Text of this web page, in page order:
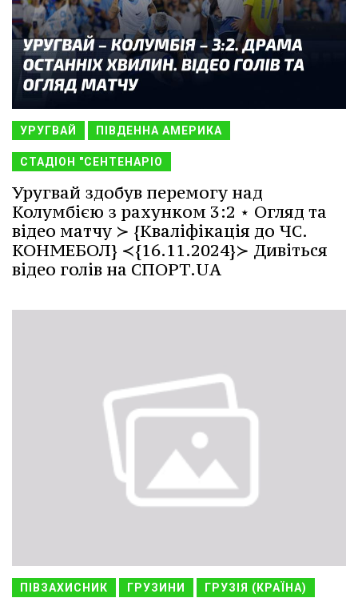
УРУГВАЙ ПІВДЕННА АМЕРИКА
СТАДІОН "СЕНТЕНАРІО
Уругвай здобув перемогу над
Колумбією з рахунком 3:2 ⋆ Огляд та
відео матчу ≻ {Кваліфікація до ЧС.
КОНМЕБОЛ} ≺{16.11.2024}≻ Дивіться
відео голів на СПОРТ.UA
ПІВЗАХИСНИК ГРУЗИНИ ГРУЗІЯ (КРАЇНА)